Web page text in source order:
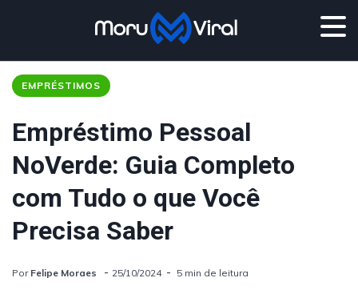
EMPRÉSTIMOS
Empréstimo Pessoal
NoVerde: Guia Completo
com Tudo o que Você
Precisa Saber
Por Felipe Moraes 25/10/2024 5 min de leitura